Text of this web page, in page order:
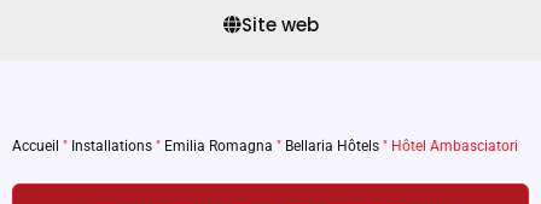
Site web
Accueil " Installations " Emilia Romagna " Bellaria Hôtels " Hôtel Ambasciatori